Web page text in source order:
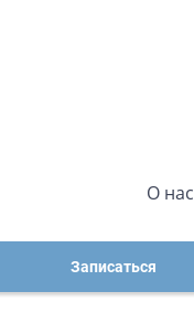
О нас
Записаться